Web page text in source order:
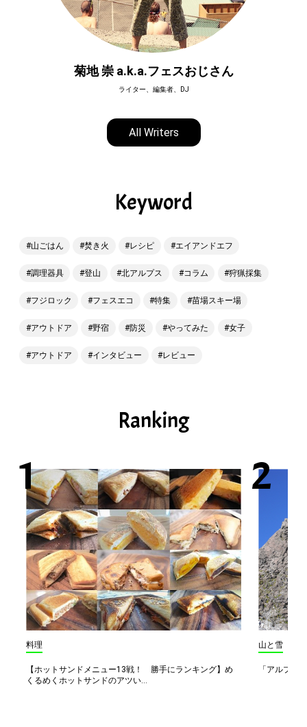
菊地 崇 a.k.a.フェスおじさん
ライター、編集者、DJ
All Writers
Keyword
山ごはん 焚き火 レシピ エイアンドエフ
調理器具 登山 北アルプス コラム 狩猟採集
フジロック フェスエコ 特集 苗場スキー場
アウトドア 野宿 防災 やってみた 女子
アウトドア インタビュー レビュー
Ranking
料理
【ホットサンドメニュー13戦！ 勝手にランキング】め
くるめくホットサンドのアツい...
山と雪
「アルプス